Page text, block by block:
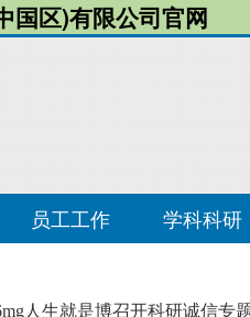
国区)有限公司官网
员工工作 学科科研
人生就是博召开科研诚信专